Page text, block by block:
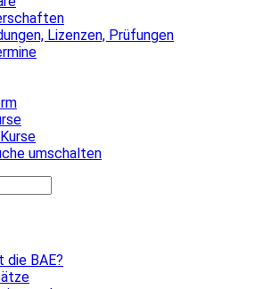
Lizenzen, Prüfungen
umschalten
die BAE?